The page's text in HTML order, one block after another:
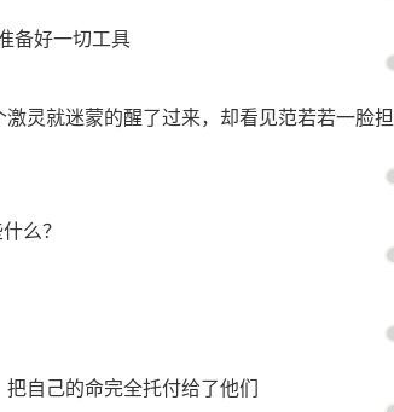
备好一切工具
灵就迷蒙的醒了过来，却看见范若若一脸担
么？
自己的命完全托付给了他们